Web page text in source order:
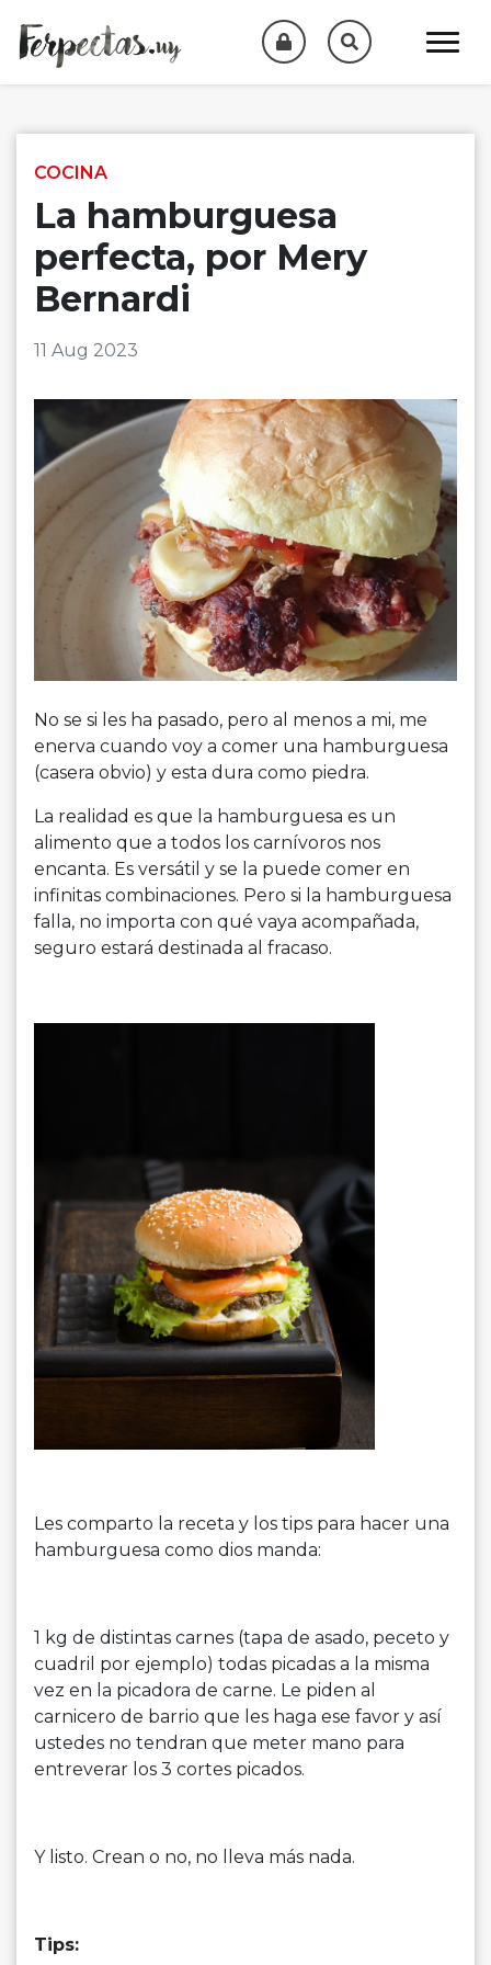
COCINA
La hamburguesa
perfecta, por Mery
Bernardi
11 Aug 2023
No se si les ha pasado, pero al menos a mi, me
enerva cuando voy a comer una hamburguesa
(casera obvio) y esta dura como piedra.
La realidad es que la hamburguesa es un
alimento que a todos los carnívoros nos
encanta. Es versátil y se la puede comer en
infinitas combinaciones. Pero si la hamburguesa
falla, no importa con qué vaya acompañada,
seguro estará destinada al fracaso.
Les comparto la receta y los tips para hacer una
hamburguesa como dios manda:
1 kg de distintas carnes (tapa de asado, peceto y
cuadril por ejemplo) todas picadas a la misma
vez en la picadora de carne. Le piden al
carnicero de barrio que les haga ese favor y así
ustedes no tendran que meter mano para
entreverar los 3 cortes picados.
Y listo. Crean o no, no lleva más nada.
Tips: